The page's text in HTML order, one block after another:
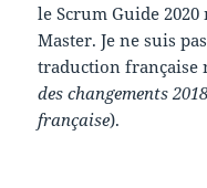
le Scrum Guide
Master. Je ne suis
traduction française
des changements
française).